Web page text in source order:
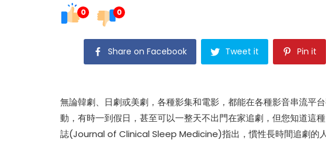
0 0
Share on Facebook Tweet it Pin it
無論韓劇、日劇或美劇，各種影集和電影，都能在各種影音串流平
動，有時一到假日，甚至可以一整天不出門在家追劇，但您知道這
誌(Journal of Clinical Sleep Medicine)指出，慣性長時間追劇的